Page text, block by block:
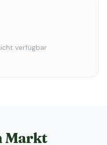
verfügbar
Markt